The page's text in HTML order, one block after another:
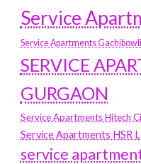
Service
Service Apartments Gachibowli
SERVICE
GURGAON
Service Apartments Hitech
Service Apartments HSR
service